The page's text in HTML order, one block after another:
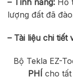
lượng đất đã
– Tài liệu chi tiết
Bộ Tekla EZ-
PHÍ cho